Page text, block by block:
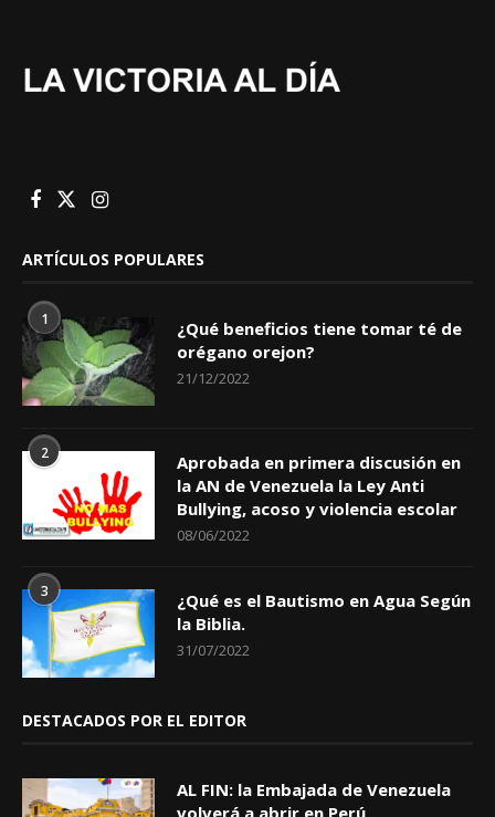
ARTÍCULOS POPULARES
1
¿Qué beneficios tiene tomar té de
orégano orejon?
21/12/2022
2
Aprobada en primera discusión en
la AN de Venezuela la Ley Anti
Bullying, acoso y violencia escolar
08/06/2022
3
¿Qué es el Bautismo en Agua Según
la Biblia.
31/07/2022
DESTACADOS POR EL EDITOR
AL FIN: la Embajada de Venezuela